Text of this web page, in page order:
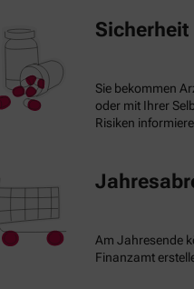
Sicherheit
Sie bekommen
oder mit Ihrer
Risiken
Am Jahresende
Finanzamt